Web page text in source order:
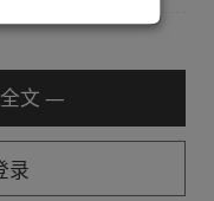
文 —
录